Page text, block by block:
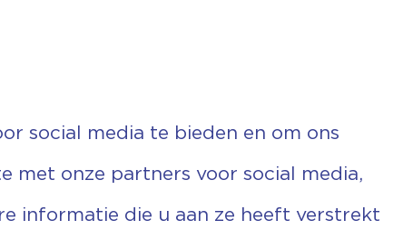
social media te bieden en om ons
met onze partners voor social media,
informatie die u aan ze heeft verstrekt